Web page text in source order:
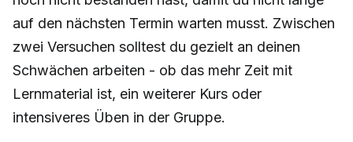
auf den nächsten Termin warten musst. Zwischen
zwei Versuchen solltest du gezielt an deinen
Schwächen arbeiten - ob das mehr Zeit mit
Lernmaterial ist, ein weiterer Kurs oder
intensiveres Üben in der Gruppe.